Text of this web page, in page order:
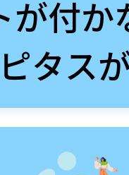
が付か
タス